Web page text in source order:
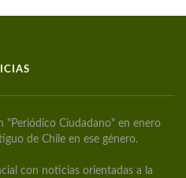
"Periódico Ciudadano" en enero
de Chile en ese género.
con noticias orientadas a la